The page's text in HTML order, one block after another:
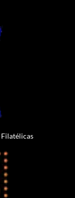
Filatélicas